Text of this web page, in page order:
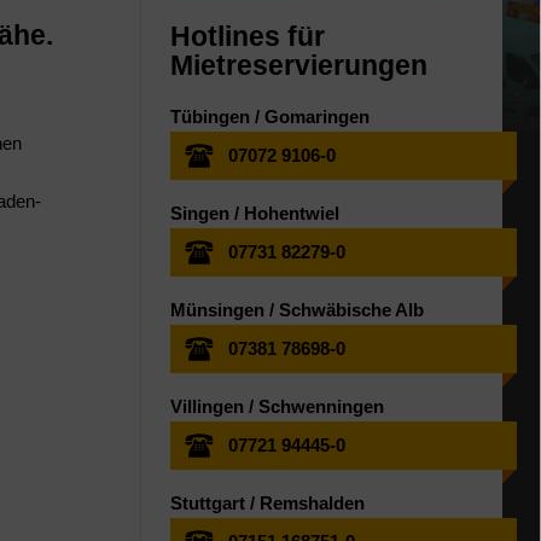
Hotlines für
Mietreservierungen
Tübingen / Gomaringen
07072 9106-0
Singen / Hohentwiel
07731 82279-0
Münsingen / Schwäbische Alb
07381 78698-0
Villingen / Schwenningen
07721 94445-0
Stuttgart / Remshalden